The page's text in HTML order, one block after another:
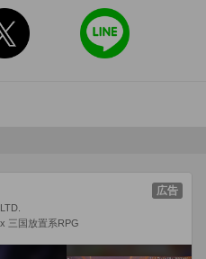
三国放置系RPG
広告